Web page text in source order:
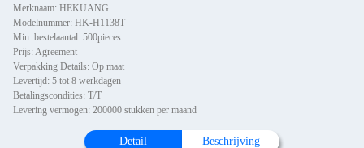
Merknaam: HEKUANG
Modelnummer: HK-H1138T
Min. bestelaantal: 500pieces
Prijs: Agreement
Verpakking Details: Op maat
Levertijd: 5 tot 8 werkdagen
Betalingscondities: T/T
Levering vermogen: 200000 stukken per maand
Detail Beschrijving